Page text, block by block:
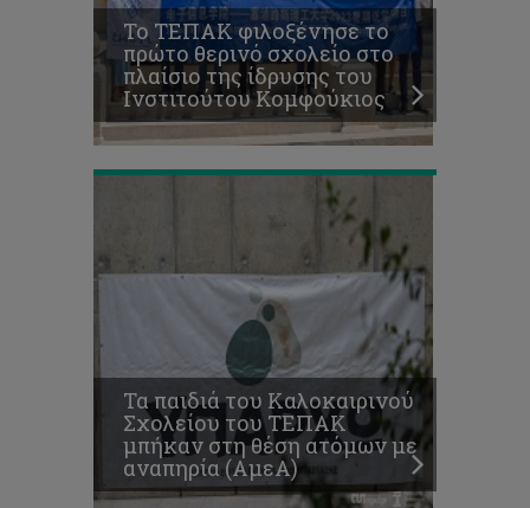
Το ΤΕΠΑΚ φιλοξένησε το
πρώτο θερινό σχολείο στο
πλαίσιο της ίδρυσης του
Ινστιτούτου Κομφούκιος
στη
θέση
ατόμων
με
αναπηρία
(ΑμεΑ)
Τα παιδιά του Καλοκαιρινού
Σχολείου του ΤΕΠΑΚ
μπήκαν στη θέση ατόμων με
αναπηρία (ΑμεΑ)
Διεθνές
σεμινάριο
Εργασία
Επιδημιολογικά
Δεδομένα
για
Εργαζόμενους
σε
Εταιρείες
Πετρελαιοειδών»